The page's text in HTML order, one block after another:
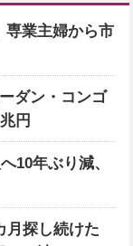
専業主婦から市
ダン・コンゴ
円
10年ぶり減、
月探し続けた